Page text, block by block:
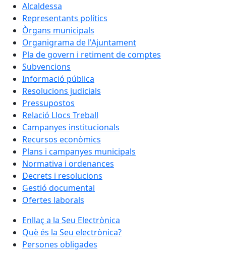
Alcaldessa
Representants polítics
Òrgans municipals
Organigrama de l'Ajuntament
Pla de govern i retiment de comptes
Subvencions
Informació pública
Resolucions judicials
Pressupostos
Relació Llocs Treball
Campanyes institucionals
Recursos econòmics
Plans i campanyes municipals
Normativa i ordenances
Decrets i resolucions
Gestió documental
Ofertes laborals
Enllaç a la Seu Electrònica
Què és la Seu electrònica?
Persones obligades